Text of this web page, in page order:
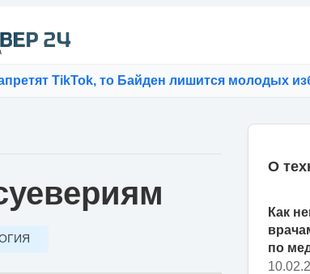
то Байден лишится молодых избирателей⚡
О
Как
по